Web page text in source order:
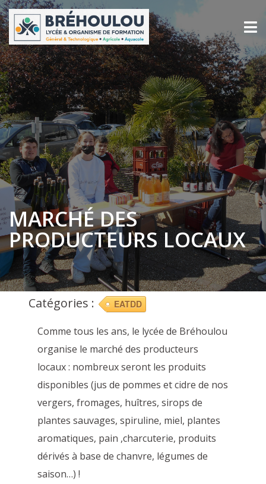
MARCHÉ DES
PRODUCTEURS LOCAUX
Catégories : EATDD
Comme tous les ans, le lycée de Bréhoulou
organise le marché des producteurs
locaux : nombreux seront les produits
disponibles (jus de pommes et cidre de nos
vergers, fromages, huîtres, sirops de
plantes sauvages, spiruline, miel, plantes
aromatiques, pain ,charcuterie, produits
dérivés à base de chanvre, légumes de
saison…) !